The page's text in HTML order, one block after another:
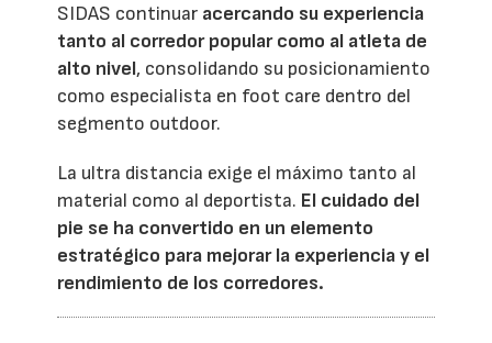
SIDAS continuar acercando su experiencia
tanto al corredor popular como al atleta de
alto nivel, consolidando su posicionamiento
como especialista en foot care dentro del
segmento outdoor.
La ultra distancia exige el máximo tanto al
material como al deportista. El cuidado del
pie se ha convertido en un elemento
estratégico para mejorar la experiencia y el
rendimiento de los corredores.